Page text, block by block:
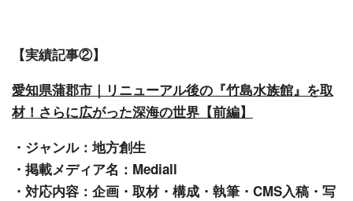
【実績記事②】
愛知県蒲郡市｜リニューアル後の『竹島水族館』を取
材！さらに広がった深海の世界【前編】
・ジャンル：地方創生
・掲載メディア名：Mediall
・対応内容：企画・取材・構成・執筆・CMS入稿・写